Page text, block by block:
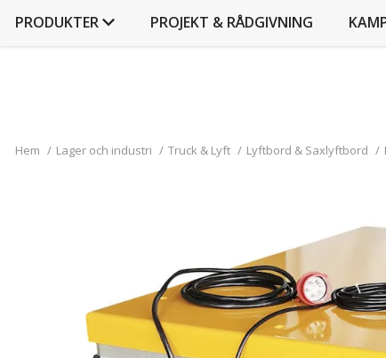
PRODUKTER PROJEKT & RÅDGIVNING
Hem / Lager och industri / Truck & Lyft / Lyftbord & Saxlyftbord /